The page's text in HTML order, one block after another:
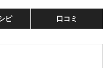
ピ 口コミ